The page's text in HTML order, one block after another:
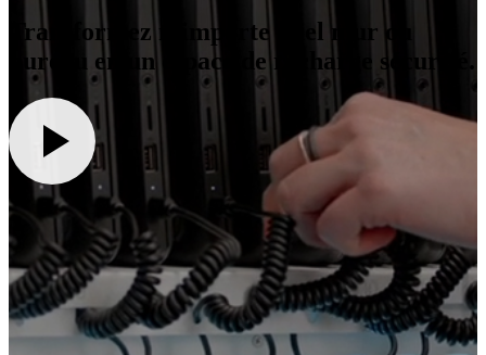
Transformez n’importe quel mur ou
bureau en un espace de recharge sécurisé.